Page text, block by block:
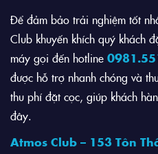
Để đảm bảo trải nghiệm tốt
Club khuyến khích quý khách
máy gọi đến hotline
được hỗ trợ nhanh chóng và
thu phí đặt cọc, giúp khách
đây.
Atmos Club – 153 Tôn